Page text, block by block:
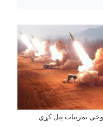
تمرینات پیل کړي